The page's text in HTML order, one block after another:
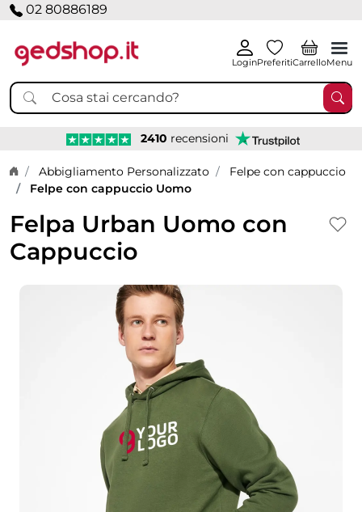
02 80886189
LoginPreferitiCarrelloMenu
2410 recensioni
Home page
Abbigliamento Personalizzato
Felpe con cappuccio
Felpe con cappuccio Uomo
Felpa Urban Uomo con
Cappuccio